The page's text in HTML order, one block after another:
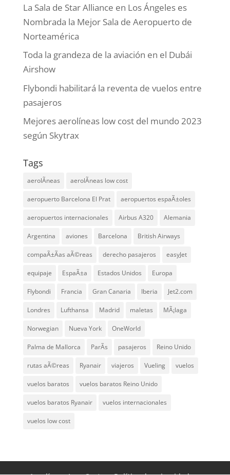
La Sala de Star Alliance en Los Ángeles es
Nombrada la Mejor Sala de Aeropuerto de
Norteamérica
Toda la grandeza de la aviación en el Dubái
Airshow
Flybondi habilitará la reventa de vuelos entre
pasajeros
Mejores aerolíneas low cost del mundo 2023
según Skytrax
Tags
aerolÃ­neas aerolÃ­neas low cost
aeropuerto Barcelona El Prat aeropuertos espaÃ±oles
aeropuertos internacionales Airbus A320 Alemania
Argentina aviones Barcelona British Airways
compaÃ±Ã­as aÃ©reas derecho pasajeros easyJet
equipaje EspaÃ±a Estados Unidos Europa
Flybondi Francia Gran Canaria Iberia Jet2.com
Londres Lufthansa Madrid maletas MÃ¡laga
Norwegian Nueva York OneWorld
Palma de Mallorca ParÃ­s pasajeros Reino Unido
rutas aÃ©reas Ryanair viajeros Vueling vuelos
vuelos baratos vuelos baratos Reino Unido
vuelos baratos Ryanair vuelos internacionales
vuelos low cost